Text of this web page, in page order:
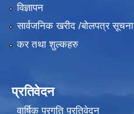
विज्ञापन
सार्वजनिक खरीद /बोलपत्र सूचना
कर तथा शुल्कहरु
प्रतिवेदन
वार्षिक प्रगति प्रतिवेदन